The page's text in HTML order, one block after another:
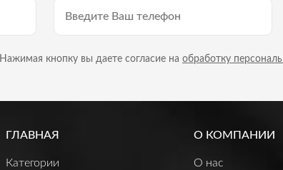
Нажимая кнопку вы даете согласие на обработку
ГЛАВНАЯ
Категории
О КОМПАНИИ
О нас